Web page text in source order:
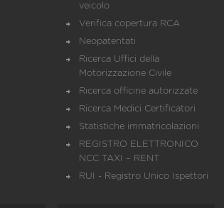
veicolo
Verifica copertura RCA
Neopatentati
Ricerca Uffici della
Motorizzazione Civile
Ricerca officine autorizzate
Ricerca Medici Certificatori
Statistiche immatricolazioni
REGISTRO ELETTRONICO
NCC TAXI – RENT
RUI - Registro Unico Ispettori